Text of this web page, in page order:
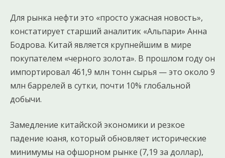
Для рынка нефти это «просто ужасная новость»,
констатирует старший аналитик «Альпари» Анна
Бодрова. Китай является крупнейшим в мире
покупателем «черного золота». В прошлом году он
импортировал 461,9 млн тонн сырья — это около 9
млн баррелей в сутки, почти 10% глобальной
добычи.
Замедление китайской экономики и резкое
падение юаня, который обновляет исторические
минимумы на офшорном рынке (7,19 за доллар),